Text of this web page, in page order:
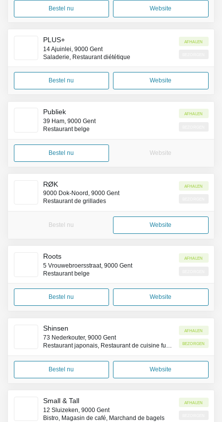
Bestel nu Website
PLUS+
14 Ajuinlei, 9000 Gent
Saladerie, Restaurant diététique
Afhalen
Bestel nu Website
Publiek
39 Ham, 9000 Gent
Restaurant belge
Afhalen
Bestel nu Website
RØK
9000 Dok-Noord, 9000 Gent
Restaurant de grillades
Afhalen
Bestel nu Website
Roots
5 Vrouwebroersstraat, 9000 Gent
Restaurant belge
Afhalen
Bestel nu Website
Shinsen
73 Nederkouter, 9000 Gent
Restaurant japonais, Restaurant de cuisine fusion asiatique
Afhalen
Bezorgen
Bestel nu Website
Small & Tall
12 Sluizeken, 9000 Gent
Bistro, Magasin de café, Marchand de bagels
Afhalen